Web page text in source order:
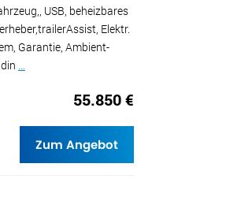
USB, beheizbares
Elektr.
Garantie, Ambient-
...
55.850 €
Zum Angebot